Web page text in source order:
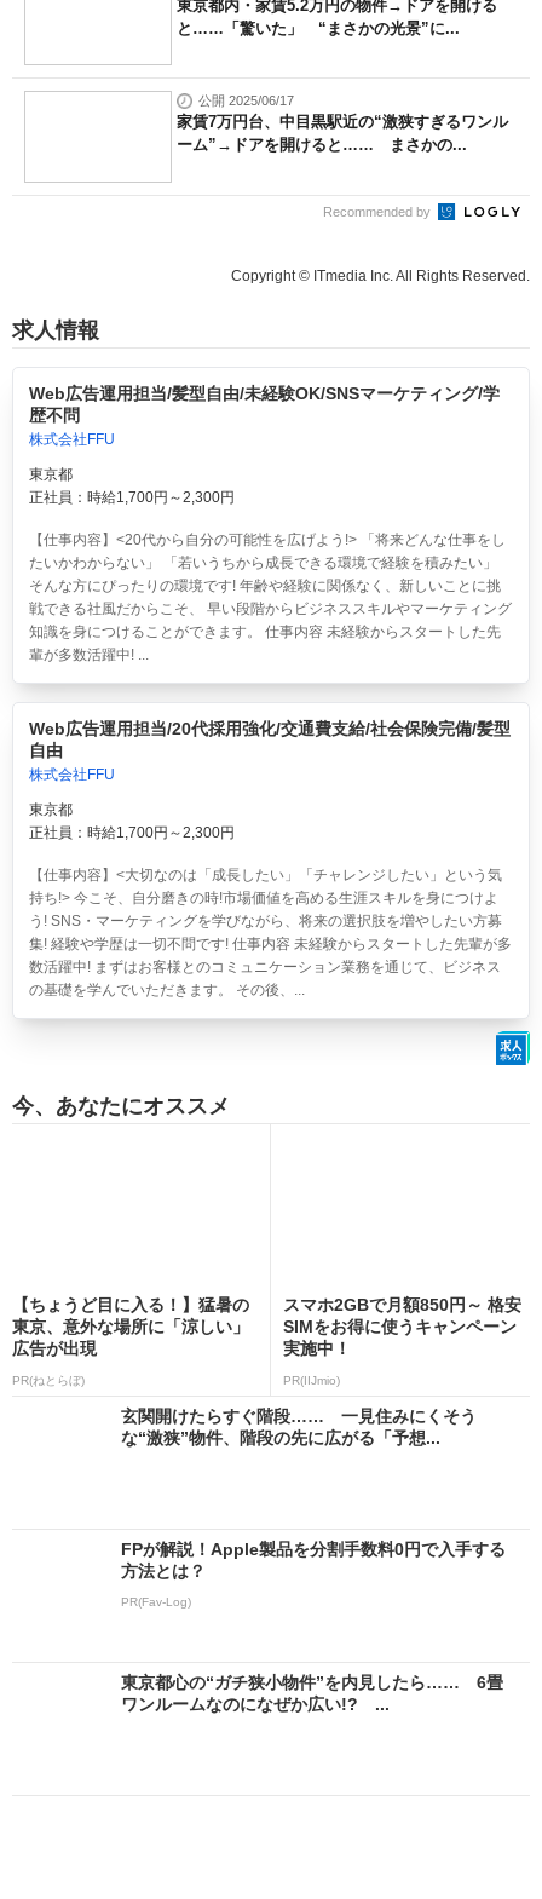
東京都内・家賃5.2万円の物件→ドアを開ける
と……「驚いた」 “まさかの光景”に...
公開 2025/06/17
家賃7万円台、中目黒駅近の“激狭すぎるワンル
ーム”→ドアを開けると…… まさかの...
Recommended by
Copyright © ITmedia Inc. All Rights Reserved.
求人情報
Web広告運用担当/髪型自由/未経験OK/SNSマーケティング/学
歴不問
株式会社FFU
東京都
正社員：時給1,700円～2,300円
【仕事内容】<20代から自分の可能性を広げよう!> 「将来どんな仕事をし
たいかわからない」 「若いうちから成長できる環境で経験を積みたい」
そんな方にぴったりの環境です! 年齢や経験に関係なく、新しいことに挑
戦できる社風だからこそ、 早い段階からビジネススキルやマーケティング
知識を身につけることができます。 仕事内容 未経験からスタートした先
輩が多数活躍中! ...
Web広告運用担当/20代採用強化/交通費支給/社会保険完備/髪型
自由
株式会社FFU
東京都
正社員：時給1,700円～2,300円
【仕事内容】<大切なのは「成長したい」「チャレンジしたい」という気
持ち!> 今こそ、自分磨きの時!市場価値を高める生涯スキルを身につけよ
う! SNS・マーケティングを学びながら、将来の選択肢を増やしたい方募
集! 経験や学歴は一切不問です! 仕事内容 未経験からスタートした先輩が多
数活躍中! まずはお客様とのコミュニケーション業務を通じて、ビジネス
の基礎を学んでいただきます。 その後、...
今、あなたにオススメ
【ちょうど目に入る！】猛暑の
東京、意外な場所に「涼しい」
広告が出現
PR(ねとらぼ)
スマホ2GBで月額850円～ 格安
SIMをお得に使うキャンペーン
実施中！
PR(IIJmio)
玄関開けたらすぐ階段…… 一見住みにくそう
な“激狭”物件、階段の先に広がる「予想...
FPが解説！Apple製品を分割手数料0円で入手する
方法とは？
PR(Fav-Log)
東京都心の“ガチ狭小物件”を内見したら…… 6畳
ワンルームなのになぜか広い!? ...